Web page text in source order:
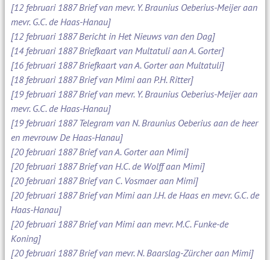
[12 februari 1887 Brief van mevr. Y. Braunius Oeberius-Meijer aan
mevr. G.C. de Haas-Hanau]
[12 februari 1887 Bericht in Het Nieuws van den Dag]
[14 februari 1887 Briefkaart van Multatuli aan A. Gorter]
[16 februari 1887 Briefkaart van A. Gorter aan Multatuli]
[18 februari 1887 Brief van Mimi aan P.H. Ritter]
[19 februari 1887 Brief van mevr. Y. Braunius Oeberius-Meijer aan
mevr. G.C. de Haas-Hanau]
[19 februari 1887 Telegram van N. Braunius Oeberius aan de heer
en mevrouw De Haas-Hanau]
[20 februari 1887 Brief van A. Gorter aan Mimi]
[20 februari 1887 Brief van H.C. de Wolff aan Mimi]
[20 februari 1887 Brief van C. Vosmaer aan Mimi]
[20 februari 1887 Brief van Mimi aan J.H. de Haas en mevr. G.C. de
Haas-Hanau]
[20 februari 1887 Brief van Mimi aan mevr. M.C. Funke-de
Koning]
[20 februari 1887 Brief van mevr. N. Baarslag-Zürcher aan Mimi]